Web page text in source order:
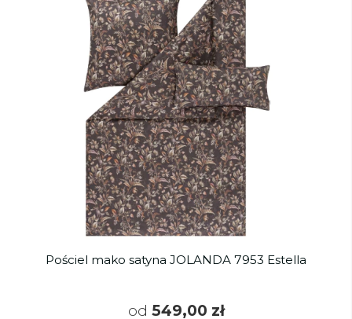
Pościel mako satyna JOLANDA 7953 Estella
od 549,00 zł